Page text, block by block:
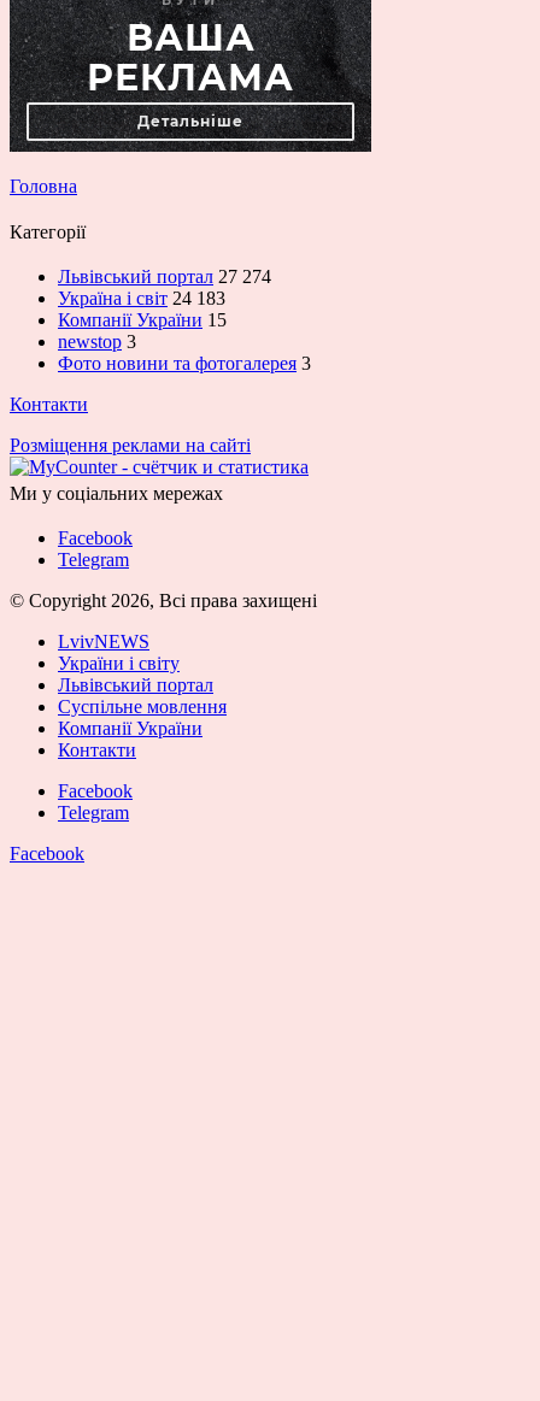
Головна
Категорії
Львівський портал 27 274
Україна і світ 24 183
Компанії України 15
newstop 3
Фото новини та фотогалерея 3
Контакти
Розміщення реклами на сайті
Ми у соціальних мережах
Facebook
Telegram
© Copyright 2026, Всі права захищені
LvivNEWS
України і світу
Львівський портал
Суспільне мовлення
Компанії України
Контакти
Facebook
Telegram
Facebook